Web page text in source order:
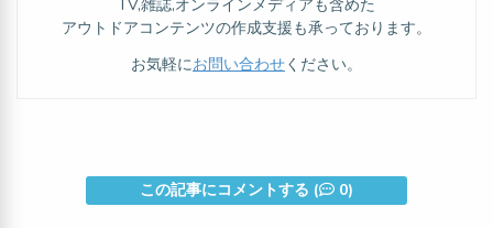
TV,雑誌,オンラインメディアも含めた
アウトドアコンテンツの作成支援も承っております。
お気軽にお問い合わせください。
この記事にコメントする ( 0)